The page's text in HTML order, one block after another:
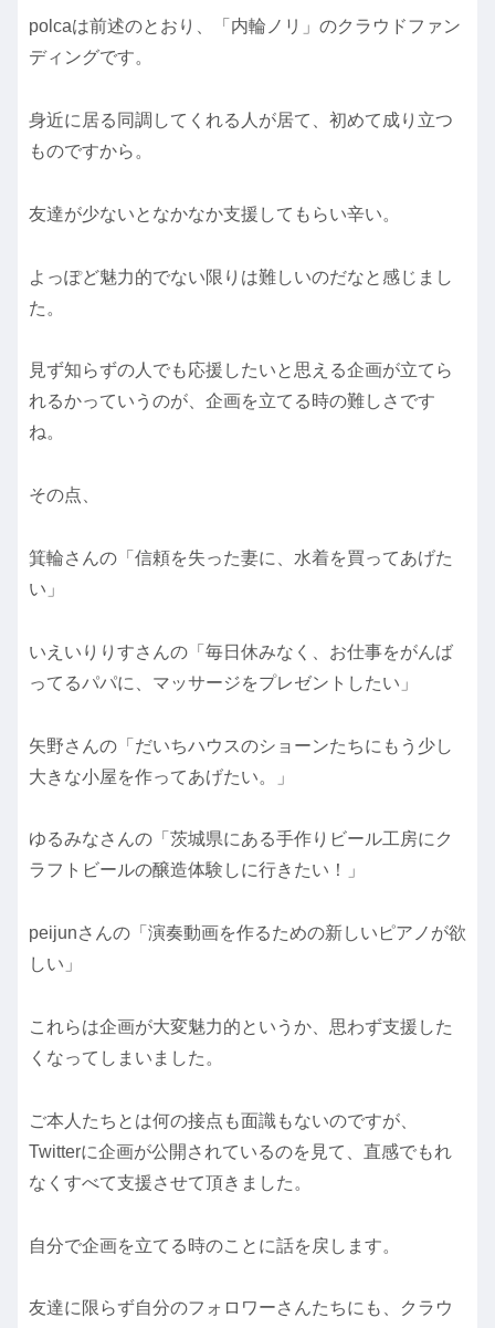
polcaは前述のとおり、「内輪ノリ」のクラウドファン
ディングです。
身近に居る同調してくれる人が居て、初めて成り立つ
ものですから。
友達が少ないとなかなか支援してもらい辛い。
よっぽど魅力的でない限りは難しいのだなと感じまし
た。
見ず知らずの人でも応援したいと思える企画が立てら
れるかっていうのが、企画を立てる時の難しさです
ね。
その点、
箕輪さんの「信頼を失った妻に、水着を買ってあげた
い」
いえいりりすさんの「毎日休みなく、お仕事をがんば
ってるパパに、マッサージをプレゼントしたい」
矢野さんの「だいちハウスのショーンたちにもう少し
大きな小屋を作ってあげたい。」
ゆるみなさんの「茨城県にある手作りビール工房にク
ラフトビールの醸造体験しに行きたい！」
peijunさんの「演奏動画を作るための新しいピアノが欲
しい」
これらは企画が大変魅力的というか、思わず支援した
くなってしまいました。
ご本人たちとは何の接点も面識もないのですが、
Twitterに企画が公開されているのを見て、直感でもれ
なくすべて支援させて頂きました。
自分で企画を立てる時のことに話を戻します。
友達に限らず自分のフォロワーさんたちにも、クラウ